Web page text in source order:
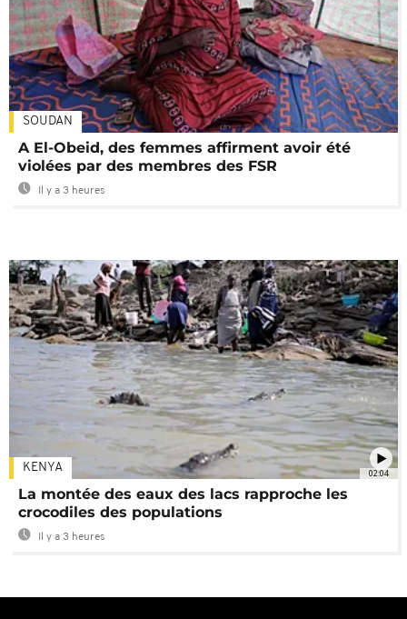
SOUDAN
A El-Obeid, des femmes affirment avoir été
violées par des membres des FSR
Il y a 3 heures
02:04
KENYA
La montée des eaux des lacs rapproche les
crocodiles des populations
Il y a 3 heures